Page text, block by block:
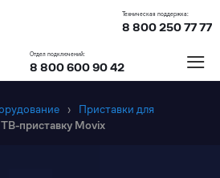
Техническая поддержка:
8 800 250 77 77
Отдел подключений:
8 800 600 90 42 ≡
›
Приставки для
приставку Movix